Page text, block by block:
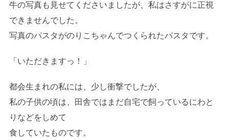
牛の写真も見せてくださいましたが、私はさすがに正視
できませんでした。
写真のパスタがのりこちゃんでつくられたパスタです。
「いただきますっ！」
都会生まれの私には、少し衝撃でしたが、
私の子供の頃は、田舎ではまだ自宅で飼っているにわと
りなどをしめて
食していたものです。